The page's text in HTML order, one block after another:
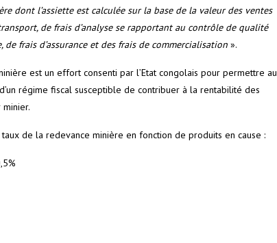
dont l’assiette est calculée sur la base de la valeur des ventes
de frais d’analyse se rapportant au contrôle de qualité
frais d’assurance et des frais de commercialisation ».
est un effort consenti par l’Etat congolais pour permettre au
régime fiscal susceptible de contribuer à la rentabilité des
de la redevance minière en fonction de produits en cause :